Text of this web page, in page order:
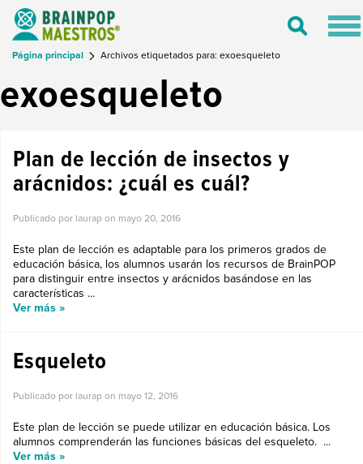
Toggle
Página principal Archivos etiquetados para: exoesqueleto
exoesqueleto
Plan de lección de insectos y
arácnidos: ¿cuál es cuál?
Publicado por laurap on mayo 20, 2016
Este plan de lección es adaptable para los primeros grados de
educación básica, los alumnos usarán los recursos de BrainPOP
para distinguir entre insectos y arácnidos basándose en las
características ...
Ver más »
Esqueleto
Publicado por laurap on mayo 12, 2016
Este plan de lección se puede utilizar en educación básica. Los
alumnos comprenderán las funciones básicas del esqueleto. ...
Ver más »